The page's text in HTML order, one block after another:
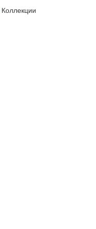
Коллекции